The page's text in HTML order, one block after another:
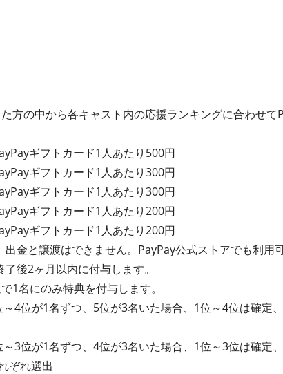
方の中から各キャスト内の応援ランキングに合わせて
ギフトカード1人あたり500円
ギフトカード1人あたり300円
ギフトカード1人あたり300円
ギフトカード1人あたり200円
ギフトカード1人あたり200円
金と譲渡はできません。PayPay公式ストアでも利用可
後2ヶ月以内に付与します。
1名にのみ特典を付与します。
4位が1名ずつ、5位が3名いた場合、1位～4位は確定
3位が1名ずつ、4位が3名いた場合、1位～3位は確定
ぞれ選出